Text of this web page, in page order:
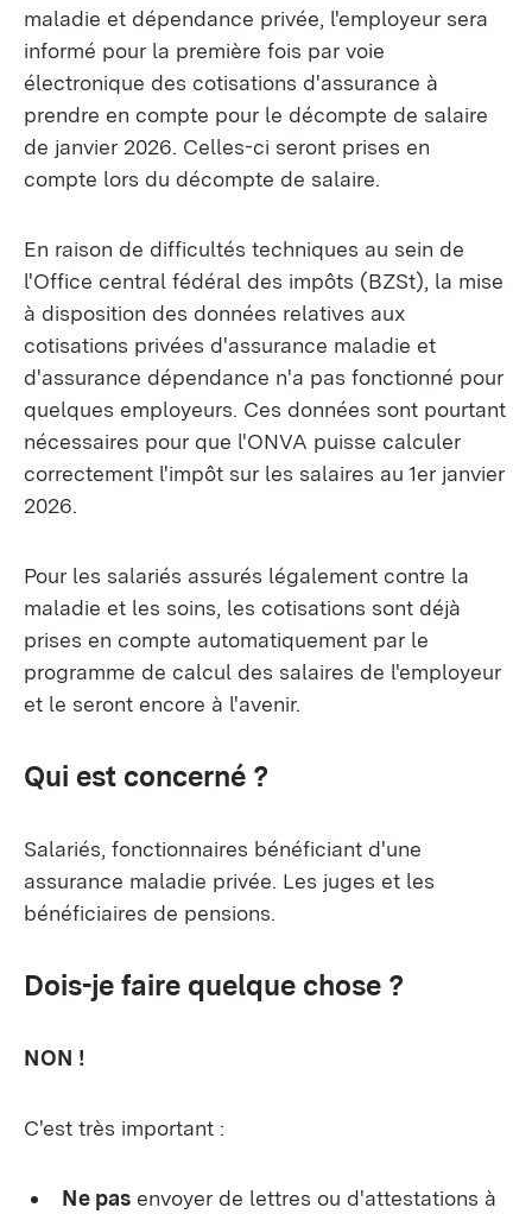
maladie et dépendance privée, l'employeur sera
informé pour la première fois par voie
électronique des cotisations d'assurance à
prendre en compte pour le décompte de salaire
de janvier 2026. Celles-ci seront prises en
compte lors du décompte de salaire.
En raison de difficultés techniques au sein de
l'Office central fédéral des impôts (BZSt), la mise
à disposition des données relatives aux
cotisations privées d'assurance maladie et
d'assurance dépendance n'a pas fonctionné pour
quelques employeurs. Ces données sont pourtant
nécessaires pour que l'ONVA puisse calculer
correctement l'impôt sur les salaires au 1er janvier
2026.
Pour les salariés assurés légalement contre la
maladie et les soins, les cotisations sont déjà
prises en compte automatiquement par le
programme de calcul des salaires de l'employeur
et le seront encore à l'avenir.
Qui est concerné ?
Salariés, fonctionnaires bénéficiant d'une
assurance maladie privée. Les juges et les
bénéficiaires de pensions.
Dois-je faire quelque chose ?
NON !
C'est très important :
Ne pas envoyer de lettres ou d'attestations à